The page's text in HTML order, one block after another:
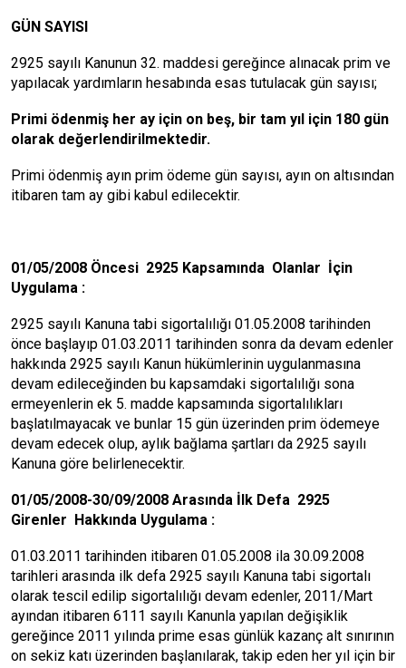
GÜN SAYISI
2925 sayılı Kanunun 32. maddesi gereğince alınacak prim ve
yapılacak yardımların hesabında esas tutulacak gün sayısı;
Primi ödenmiş her ay için on beş, bir tam yıl için 180 gün
olarak değerlendirilmektedir.
Primi ödenmiş ayın prim ödeme gün sayısı, ayın on altısından
itibaren tam ay gibi kabul edilecektir.
01/05/2008 Öncesi 2925 Kapsamında Olanlar İçin
Uygulama :
2925 sayılı Kanuna tabi sigortalılığı 01.05.2008 tarihinden
önce başlayıp 01.03.2011 tarihinden sonra da devam edenler
hakkında 2925 sayılı Kanun hükümlerinin uygulanmasına
devam edileceğinden bu kapsamdaki sigortalılığı sona
ermeyenlerin ek 5. madde kapsamında sigortalılıkları
başlatılmayacak ve bunlar 15 gün üzerinden prim ödemeye
devam edecek olup, aylık bağlama şartları da 2925 sayılı
Kanuna göre belirlenecektir.
01/05/2008-30/09/2008 Arasında İlk Defa 2925
Girenler Hakkında Uygulama :
01.03.2011 tarihinden itibaren 01.05.2008 ila 30.09.2008
tarihleri arasında ilk defa 2925 sayılı Kanuna tabi sigortalı
olarak tescil edilip sigortalılığı devam edenler, 2011/Mart
ayından itibaren 6111 sayılı Kanunla yapılan değişiklik
gereğince 2011 yılında prime esas günlük kazanç alt sınırının
on sekiz katı üzerinden başlanılarak, takip eden her yıl için bir